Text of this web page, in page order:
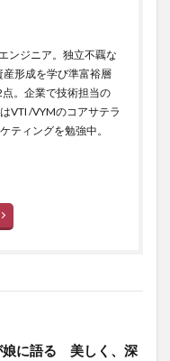
ンジニア。独立不覊な
形成を学び準富裕層
。企業で技術担当の
VTI /VYMのコアサテラ
ティングを勉強中。
娘に語る 美しく、深